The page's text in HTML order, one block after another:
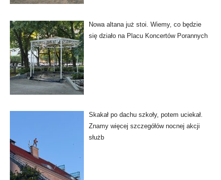
Nowa altana już stoi. Wiemy, co będzie
się działo na Placu Koncertów Porannych
Skakał po dachu szkoły, potem uciekał.
Znamy więcej szczegółów nocnej akcji
służb